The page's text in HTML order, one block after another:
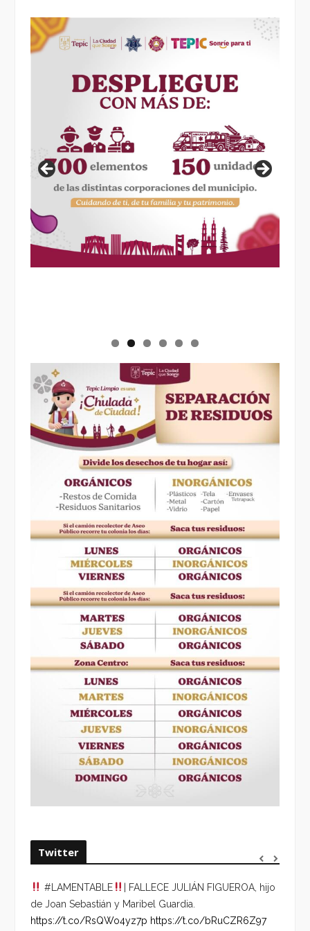
Twitter
#LAMENTABLE
| FALLECE JULIÁN FIGUEROA, hijo
de Joan Sebastián y Maribel Guardia.
https://t.co/RsQWo4yz7p https://t.co/bRuCZR6Z97